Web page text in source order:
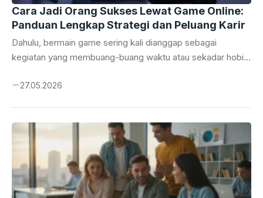
Cara Jadi Orang Sukses Lewat Game Online:
Panduan Lengkap Strategi dan Peluang Karir
Dahulu, bermain game sering kali dianggap sebagai
kegiatan yang membuang-buang waktu atau sekadar hobi
perkembangan teknologi digital dan industri hiburan,
kosong, melainkan realitas yang sudah dibuktikan oleh
banyak orang. Industri gaming telah bertransformasi
menjadi ekosistem bernilai miliaran dolar. Mulai dari atlet e-
sports profesional hingga kreator konten di platform
streaming, peluang untuk membangun karir yang solid ...
27.05.2026